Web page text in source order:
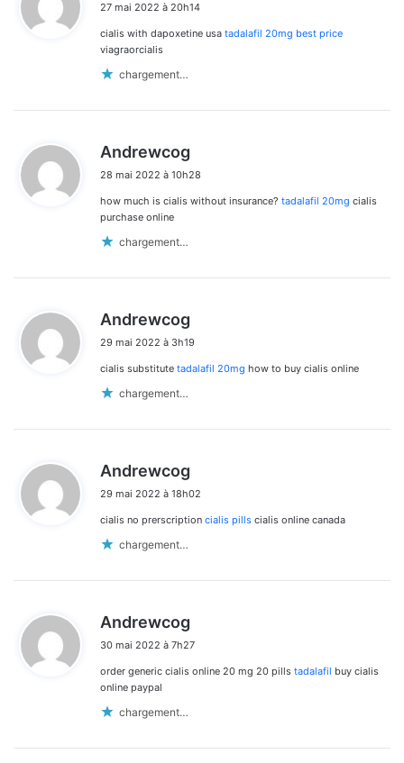
t
27 mai 2022 à 20h14
cialis with dapoxetine usa tadalafil 20mg best price
viagraorcialis
chargement…
Andrewcog
t
28 mai 2022 à 10h28
how much is cialis without insurance? tadalafil 20mg cialis
purchase online
chargement…
Andrewcog
t
29 mai 2022 à 3h19
cialis substitute tadalafil 20mg how to buy cialis online
chargement…
Andrewcog
t
29 mai 2022 à 18h02
cialis no prerscription cialis pills cialis online canada
chargement…
Andrewcog
t
30 mai 2022 à 7h27
order generic cialis online 20 mg 20 pills tadalafil buy cialis
online paypal
chargement…